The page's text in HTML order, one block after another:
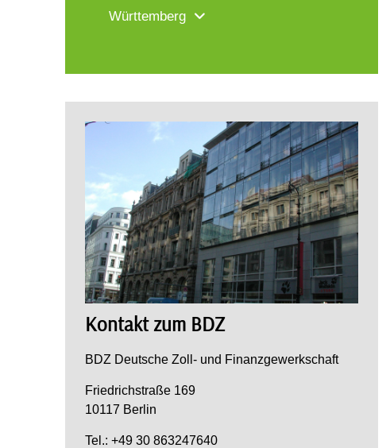
Württemberg
Kontakt zum BDZ
BDZ Deutsche Zoll- und Finanzgewerkschaft
Friedrichstraße 169
10117 Berlin
Tel.: +49 30 863247640